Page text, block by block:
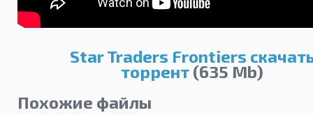
Star Traders Frontiers
торрент (635 Mb)
Похожие файлы